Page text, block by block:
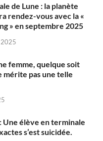
de Lune : la planète
rendez-vous avec la «
» en septembre 2025
femme, quelque soit
mérite pas une telle
Une élève en terminale
s’est suicidée.